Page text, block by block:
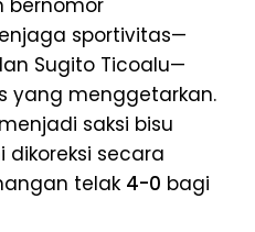
bernomor
sportivitas—
Sugito Ticoalu—
yang menggetarkan.
saksi bisu
dikoreksi secara
telak 4-0 bagi